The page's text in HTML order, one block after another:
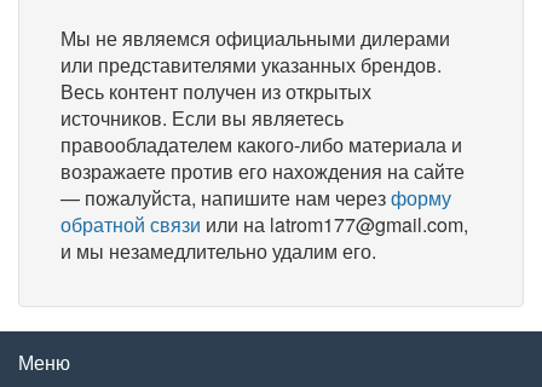
Мы не являемся официальными дилерами
или представителями указанных брендов.
Весь контент получен из открытых
источников. Если вы являетесь
правообладателем какого-либо материала и
возражаете против его нахождения на сайте
— пожалуйста, напишите нам черезформу
обратной связи или на latrom177@gmail.com,
и мы незамедлительно удалим его.
Меню